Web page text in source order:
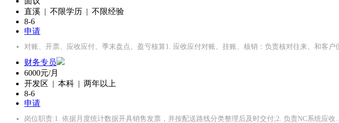
直溪 | 不限学历 | 不限经验
8-6
申请
对账、开票、应收应付、季末盘点、盈亏核算1. 应收应付对账、挂账、核销：负责核对往来、和客
财务专员
6000元/月
开发区 | 本科 | 两年以上
8-6
申请
岗位职责:1. 依据月度统计数据开具销售发票，并按配送路线分类整理后及时交付;2. 负责NC系统应